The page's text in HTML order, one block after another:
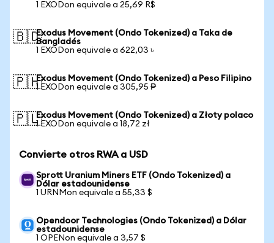
1 EXODon equivale a 25,69 R$
🇧🇩Exodus Movement (Ondo Tokenized) a Taka de
Bangladés
1 EXODon equivale a 622,03 ৳
🇵🇭Exodus Movement (Ondo Tokenized) a Peso Filipino
1 EXODon equivale a 305,95 ₱
🇵🇱Exodus Movement (Ondo Tokenized) a Złoty polaco
1 EXODon equivale a 18,72 zł
Convierte otros RWA a USD
Sprott Uranium Miners ETF (Ondo Tokenized) a
Dólar estadounidense
1 URNMon equivale a 55,33 $
Opendoor Technologies (Ondo Tokenized) a Dólar
estadounidense
1 OPENon equivale a 3,57 $